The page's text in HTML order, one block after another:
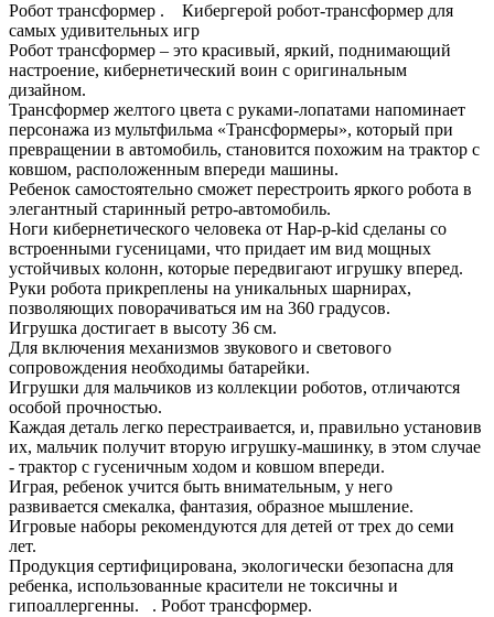
Робот трансформер . Кибергерой робот-трансформер для
самых удивительных игр
Робот трансформер – это красивый, яркий, поднимающий
настроение, кибернетический воин с оригинальным
дизайном.
Трансформер желтого цвета с руками-лопатами напоминает
персонажа из мультфильма «Трансформеры», который при
превращении в автомобиль, становится похожим на трактор с
ковшом, расположенным впереди машины.
Ребенок самостоятельно сможет перестроить яркого робота в
элегантный старинный ретро-автомобиль.
Ноги кибернетического человека от Hap-p-kid сделаны со
встроенными гусеницами, что придает им вид мощных
устойчивых колонн, которые передвигают игрушку вперед.
Руки робота прикреплены на уникальных шарнирах,
позволяющих поворачиваться им на 360 градусов.
Игрушка достигает в высоту 36 см.
Для включения механизмов звукового и светового
сопровождения необходимы батарейки.
Игрушки для мальчиков из коллекции роботов, отличаются
особой прочностью.
Каждая деталь легко перестраивается, и, правильно установив
их, мальчик получит вторую игрушку-машинку, в этом случае
- трактор с гусеничным ходом и ковшом впереди.
Играя, ребенок учится быть внимательным, у него
развивается смекалка, фантазия, образное мышление.
Игровые наборы рекомендуются для детей от трех до семи
лет.
Продукция сертифицирована, экологически безопасна для
ребенка, использованные красители не токсичны и
гипоаллергенны. . Робот трансформер.